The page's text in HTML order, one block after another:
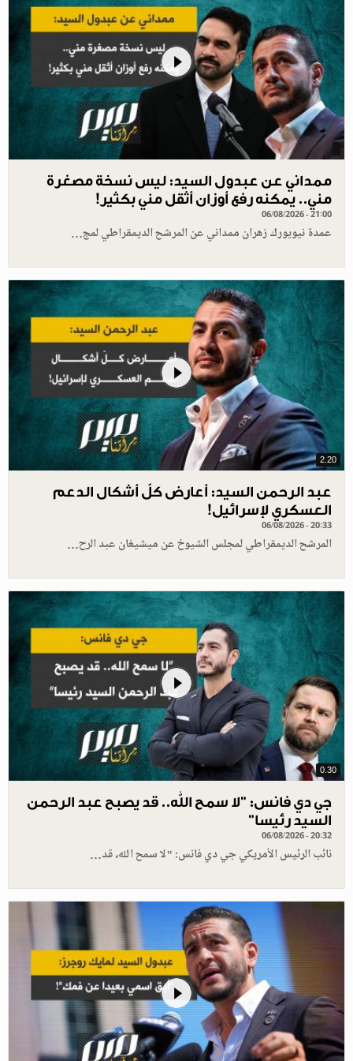
ممداني عن عبدول السيد: ليس نسخة مصغرة
مني.. يمكنه رفع أوزان أثقل مني بكثير!
06/08/2026 - 21:00
عمدة نيويورك زهران ممداني عن المرشح الديمقراطي لمج…
2.20
عبد الرحمن السيد: أعارض كلّ أشكال الدعم
العسكري لإسرائيل!
06/08/2026 - 20:33
المرشح الديمقراطي لمجلس الشيوخ عن ميشيغان عبد الرح…
0.30
جي دي فانس: ”لا سمح الله.. قد يصبح عبد الرحمن
السيد رئيسا”
06/08/2026 - 20:32
نائب الرئيس الأمريكي جي دي فانس: "لا سمح الله، قد…